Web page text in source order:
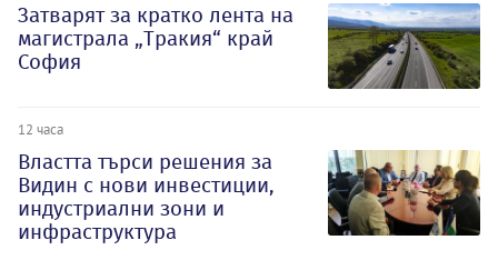
Затварят за кратко лента на
магистрала „Тракия“ край
София
12 часа
Властта търси решения за
Видин с нови инвестиции,
индустриални зони и
инфраструктура